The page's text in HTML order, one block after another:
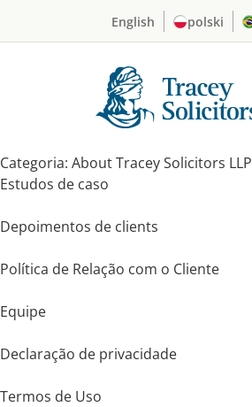
English polski
Categoria: About Tracey Solicitors LLP
Estudos de caso
Depoimentos de clients
Política de Relação com o Cliente
Equipe
Declaração de privacidade
Termos de Uso